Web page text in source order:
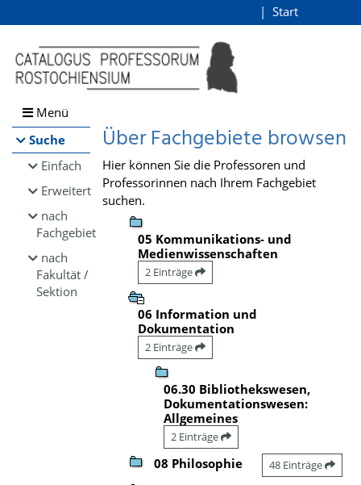
Browsen
direkt zum Inhalt
Start
Menü
Suche
Einfach
Erweitert
nach
Fachgebiet
nach
Fakultät /
Sektion
Über Fachgebiete browsen
Hier können Sie die Professoren und
Professorinnen nach Ihrem Fachgebiet
suchen.
05 Kommunikations- und
Medienwissenschaften
2 Einträge
06 Information und
Dokumentation
2 Einträge
06.30 Bibliothekswesen,
Dokumentationswesen:
Allgemeines
2 Einträge
08 Philosophie 48 Einträge